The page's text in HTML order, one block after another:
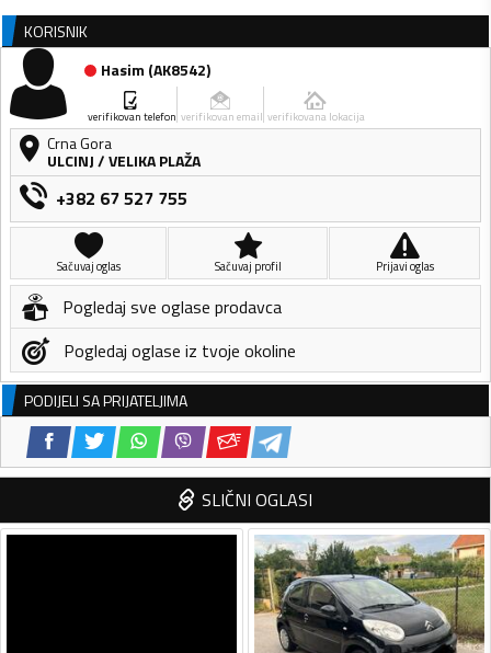
KORISNIK
Hasim (AK8542)
verifikovan telefon verifikovan email verifikovana lokacija
Crna Gora
ULCINJ/VELIKA PLAŽA
+382 67 527 755
Sačuvaj oglas Sačuvaj profil Prijavi oglas
Pogledaj sve oglase prodavca
Pogledaj oglase iz tvoje okoline
PODIJELI SA PRIJATELJIMA
SLIČNI OGLASI